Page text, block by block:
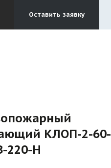
Оставить заявку
КЛОП-2-60-
220-Н